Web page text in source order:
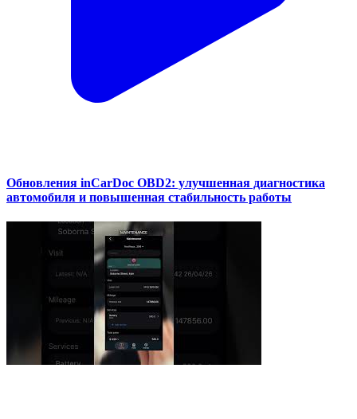
Обновления inCarDoc OBD2: улучшенная диагностика
автомобиля и повышенная стабильность работы